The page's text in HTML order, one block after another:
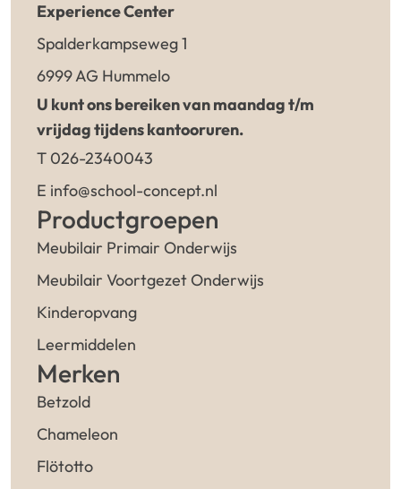
Experience Center
Spalderkampseweg 1
6999 AG Hummelo
U kunt ons bereiken van maandag t/m
vrijdag tijdens kantooruren.
T 026-2340043
E info@school-concept.nl
Productgroepen
Meubilair Primair Onderwijs
Meubilair Voortgezet Onderwijs
Kinderopvang
Leermiddelen
Merken
Betzold
Chameleon
Flötotto